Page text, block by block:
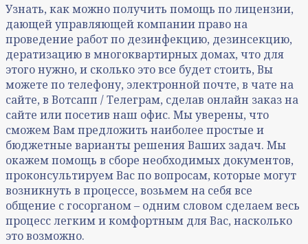
Узнать, как можно получить помощь по лицензии,
дающей управляющей компании право на
проведение работ по дезинфекцию, дезинсекцию,
дератизацию в многоквартирных домах, что для
этого нужно, и сколько это все будет стоить, Вы
можете по телефону, электронной почте, в чате на
сайте, в Вотсапп / Телеграм, сделав онлайн заказ на
сайте или посетив наш офис. Мы уверены, что
сможем Вам предложить наиболее простые и
бюджетные варианты решения Ваших задач. Мы
окажем помощь в сборе необходимых документов,
проконсультируем Вас по вопросам, которые могут
возникнуть в процессе, возьмем на себя все
общение с госорганом – одним словом сделаем весь
процесс легким и комфортным для Вас, насколько
это возможно.